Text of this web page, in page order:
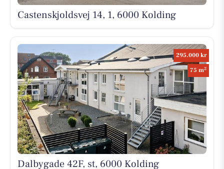
Castenskjoldsvej 14, 1, 6000 Kolding
295.000 kr
75 m2
Dalbygade 42F, st, 6000 Kolding